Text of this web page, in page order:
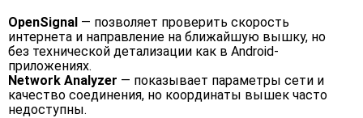
OpenSignal — позволяет проверить скорость
интернета и направление на ближайшую вышку, но
без технической детализации как в Android-
приложениях.
Network Analyzer — показывает параметры сети и
качество соединения, но координаты вышек часто
недоступны.